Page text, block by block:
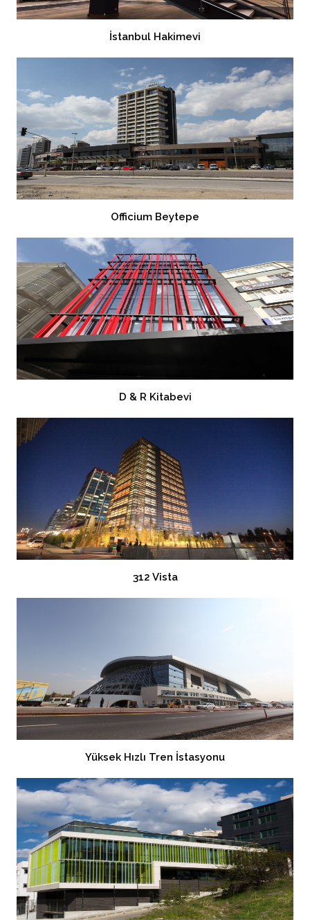
İstanbul Hakimevi
Officium Beytepe
D & R Kitabevi
312 Vista
Yüksek Hızlı Tren İstasyonu